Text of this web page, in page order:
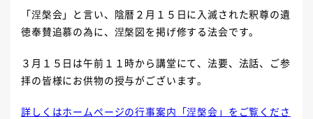
「涅槃会」と言い、陰暦２月１５日に入滅された釈尊の遺
徳奉賛追慕の為に、涅槃図を掲げ修する法会です。
３月１５日は午前１１時から講堂にて、法要、法話、ご参
拝の皆様にお供物の授与がございます。
詳しくはホームページの行事案内「涅槃会」をご覧くださ